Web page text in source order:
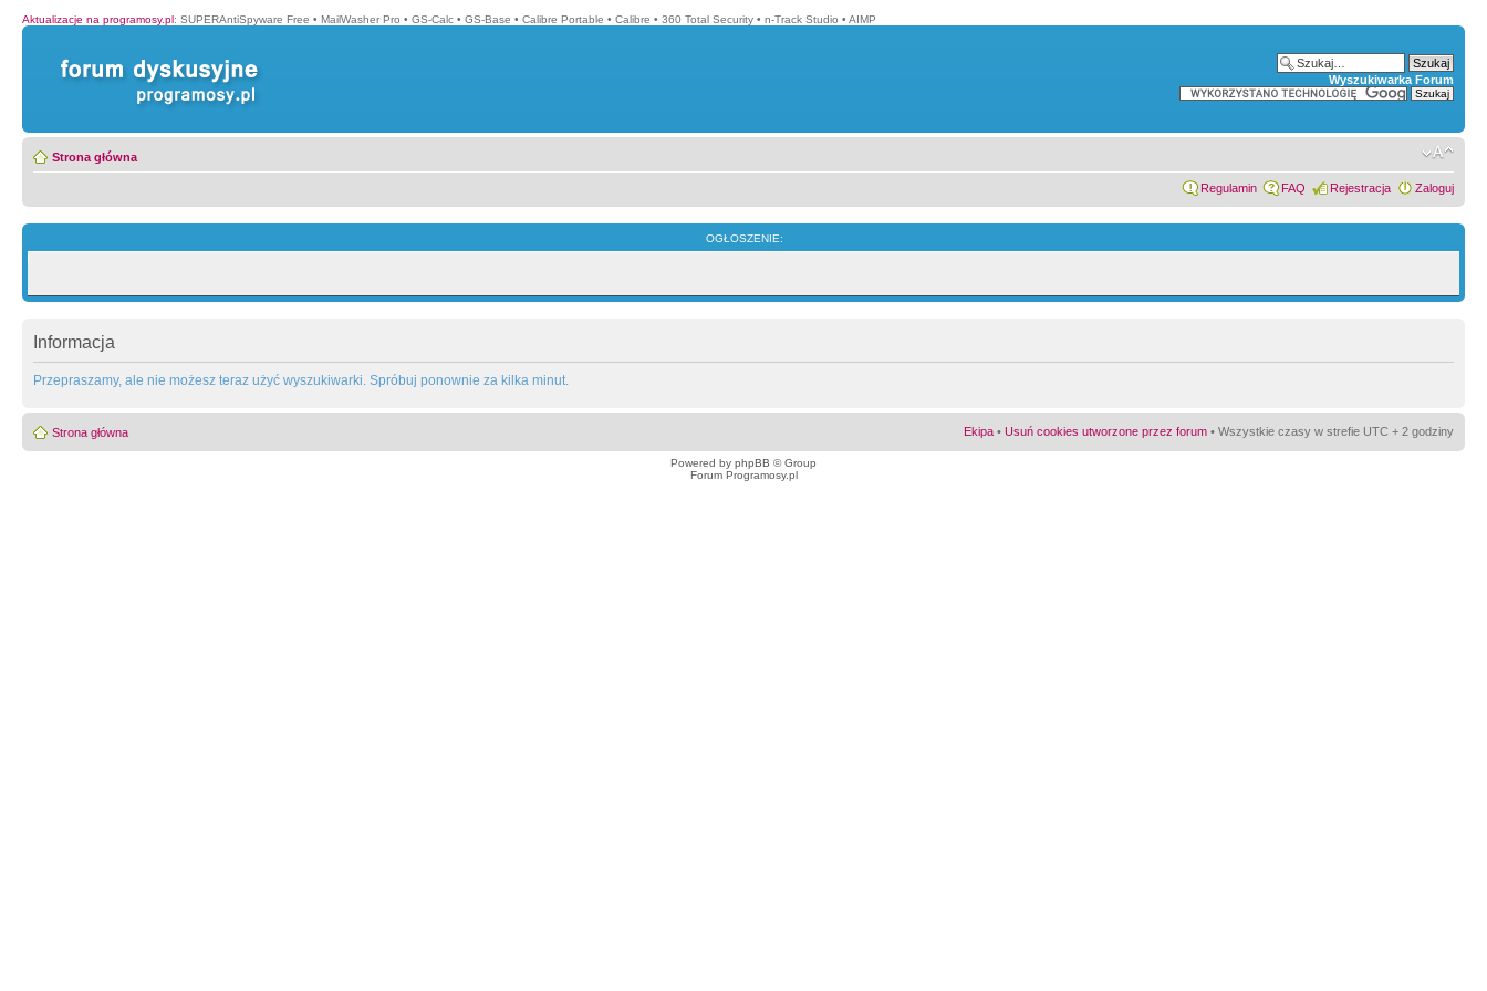
Aktualizacje na programosy.pl: SUPERAntiSpyware Free • MailWasher Pro • GS-Calc • GS-Base • Calibre Portable • Calibre • 360 Total Security • n-Track Studio • AIMP
Wyszukiwarka Forum
Strona główna
Regulamin FAQ Rejestracja Zaloguj
OGŁOSZENIE:
Informacja
Przepraszamy, ale nie możesz teraz użyć wyszukiwarki. Spróbuj ponownie za kilka minut.
Strona główna Ekipa • Usuń cookies utworzone przez forum • Wszystkie czasy w strefie UTC + 2 godziny
Powered by phpBB © Group
Forum Programosy.pl